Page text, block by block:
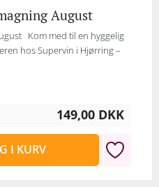
August
Kom med til en hyggelig
hos Supervin i Hjørring –
149,00 DKK
I KURV